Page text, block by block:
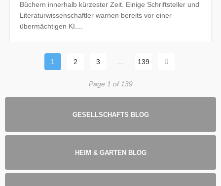
Büchern innerhalb kürzester Zeit. Einige Schriftsteller und
Literaturwissenschaftler warnen bereits vor einer
übermächtigen KI....
1 2 3 139
Page 1 of 139
GESELLSCHAFTS BLOG
HEIM & GARTEN BLOG